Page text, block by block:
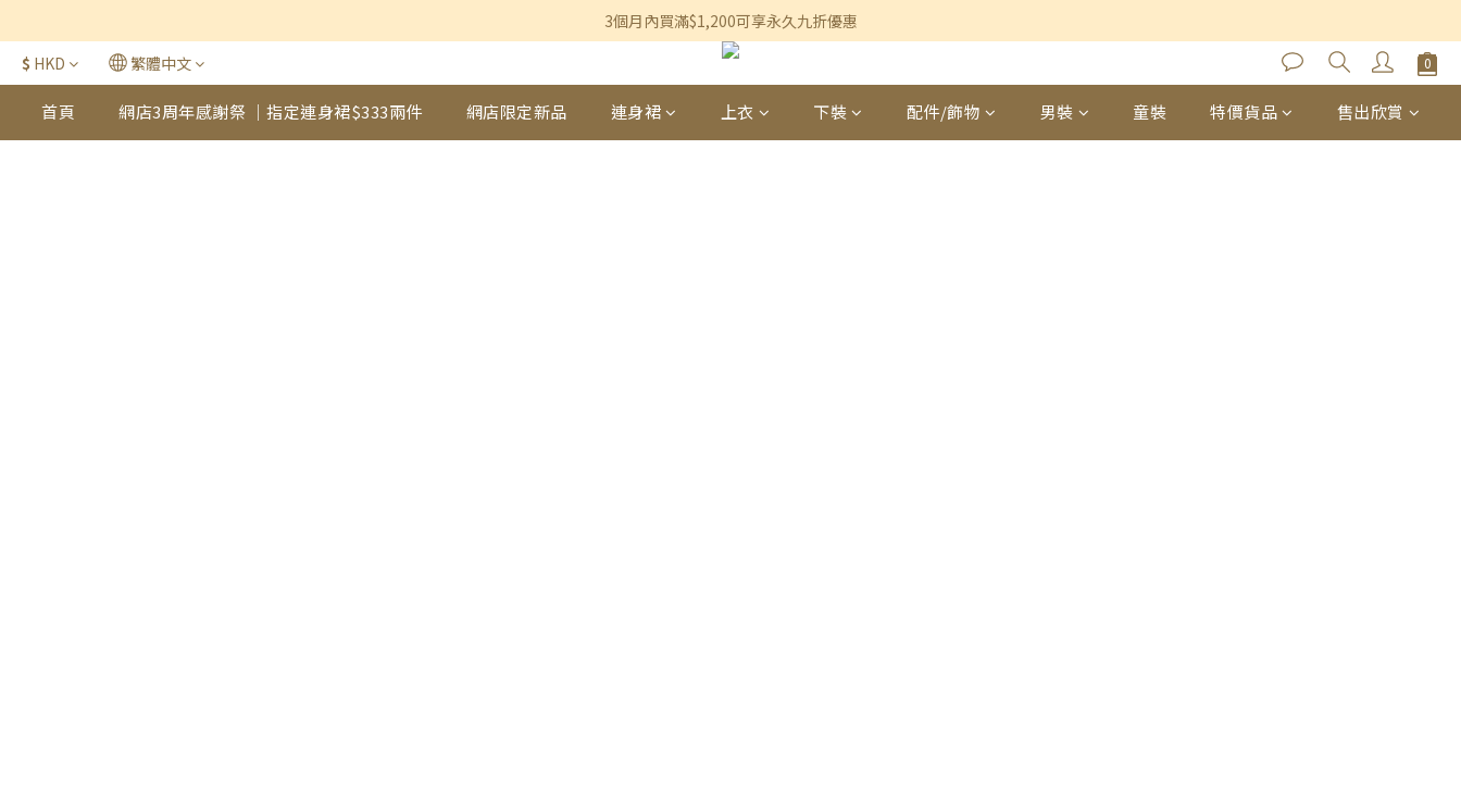
香港及澳門訂單滿$600即享免運費優惠
3個月內買滿$1,200可享永久九折優惠
香港及澳門訂單滿$600即享免運費優惠
$ HKD 繁體中文
首頁 網店3周年感謝祭 ｜指定連身裙$333兩件 網店限定新品 連身裙 上衣 下裝 配件/飾物 男裝 童裝 特價貨品 售出欣賞